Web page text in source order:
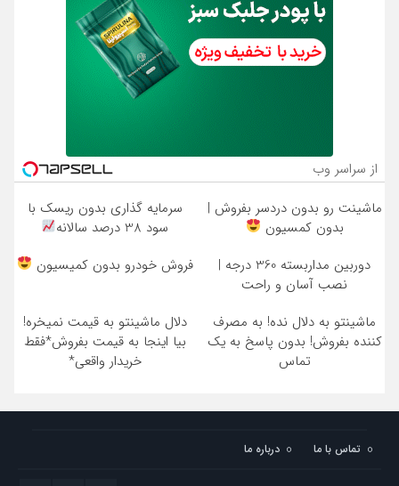
از سراسر وب
ماشینت رو بدون دردسر بفروش |
بدون کمسیون
سرمایه گذاری بدون ریسک با
سود 38 درصد سالانه
دوربین مداربسته 360 درجه |
نصب آسان و راحت
فروش خودرو بدون کمیسیون
ماشینتو به دلال نده! به مصرف
کننده بفروش! بدون پاسخ به یک
تماس
دلال ماشینتو به قیمت نمیخره!
بیا اینجا به قیمت بفروش*فقط
خریدار واقعی*
تماس با ما درباره ما